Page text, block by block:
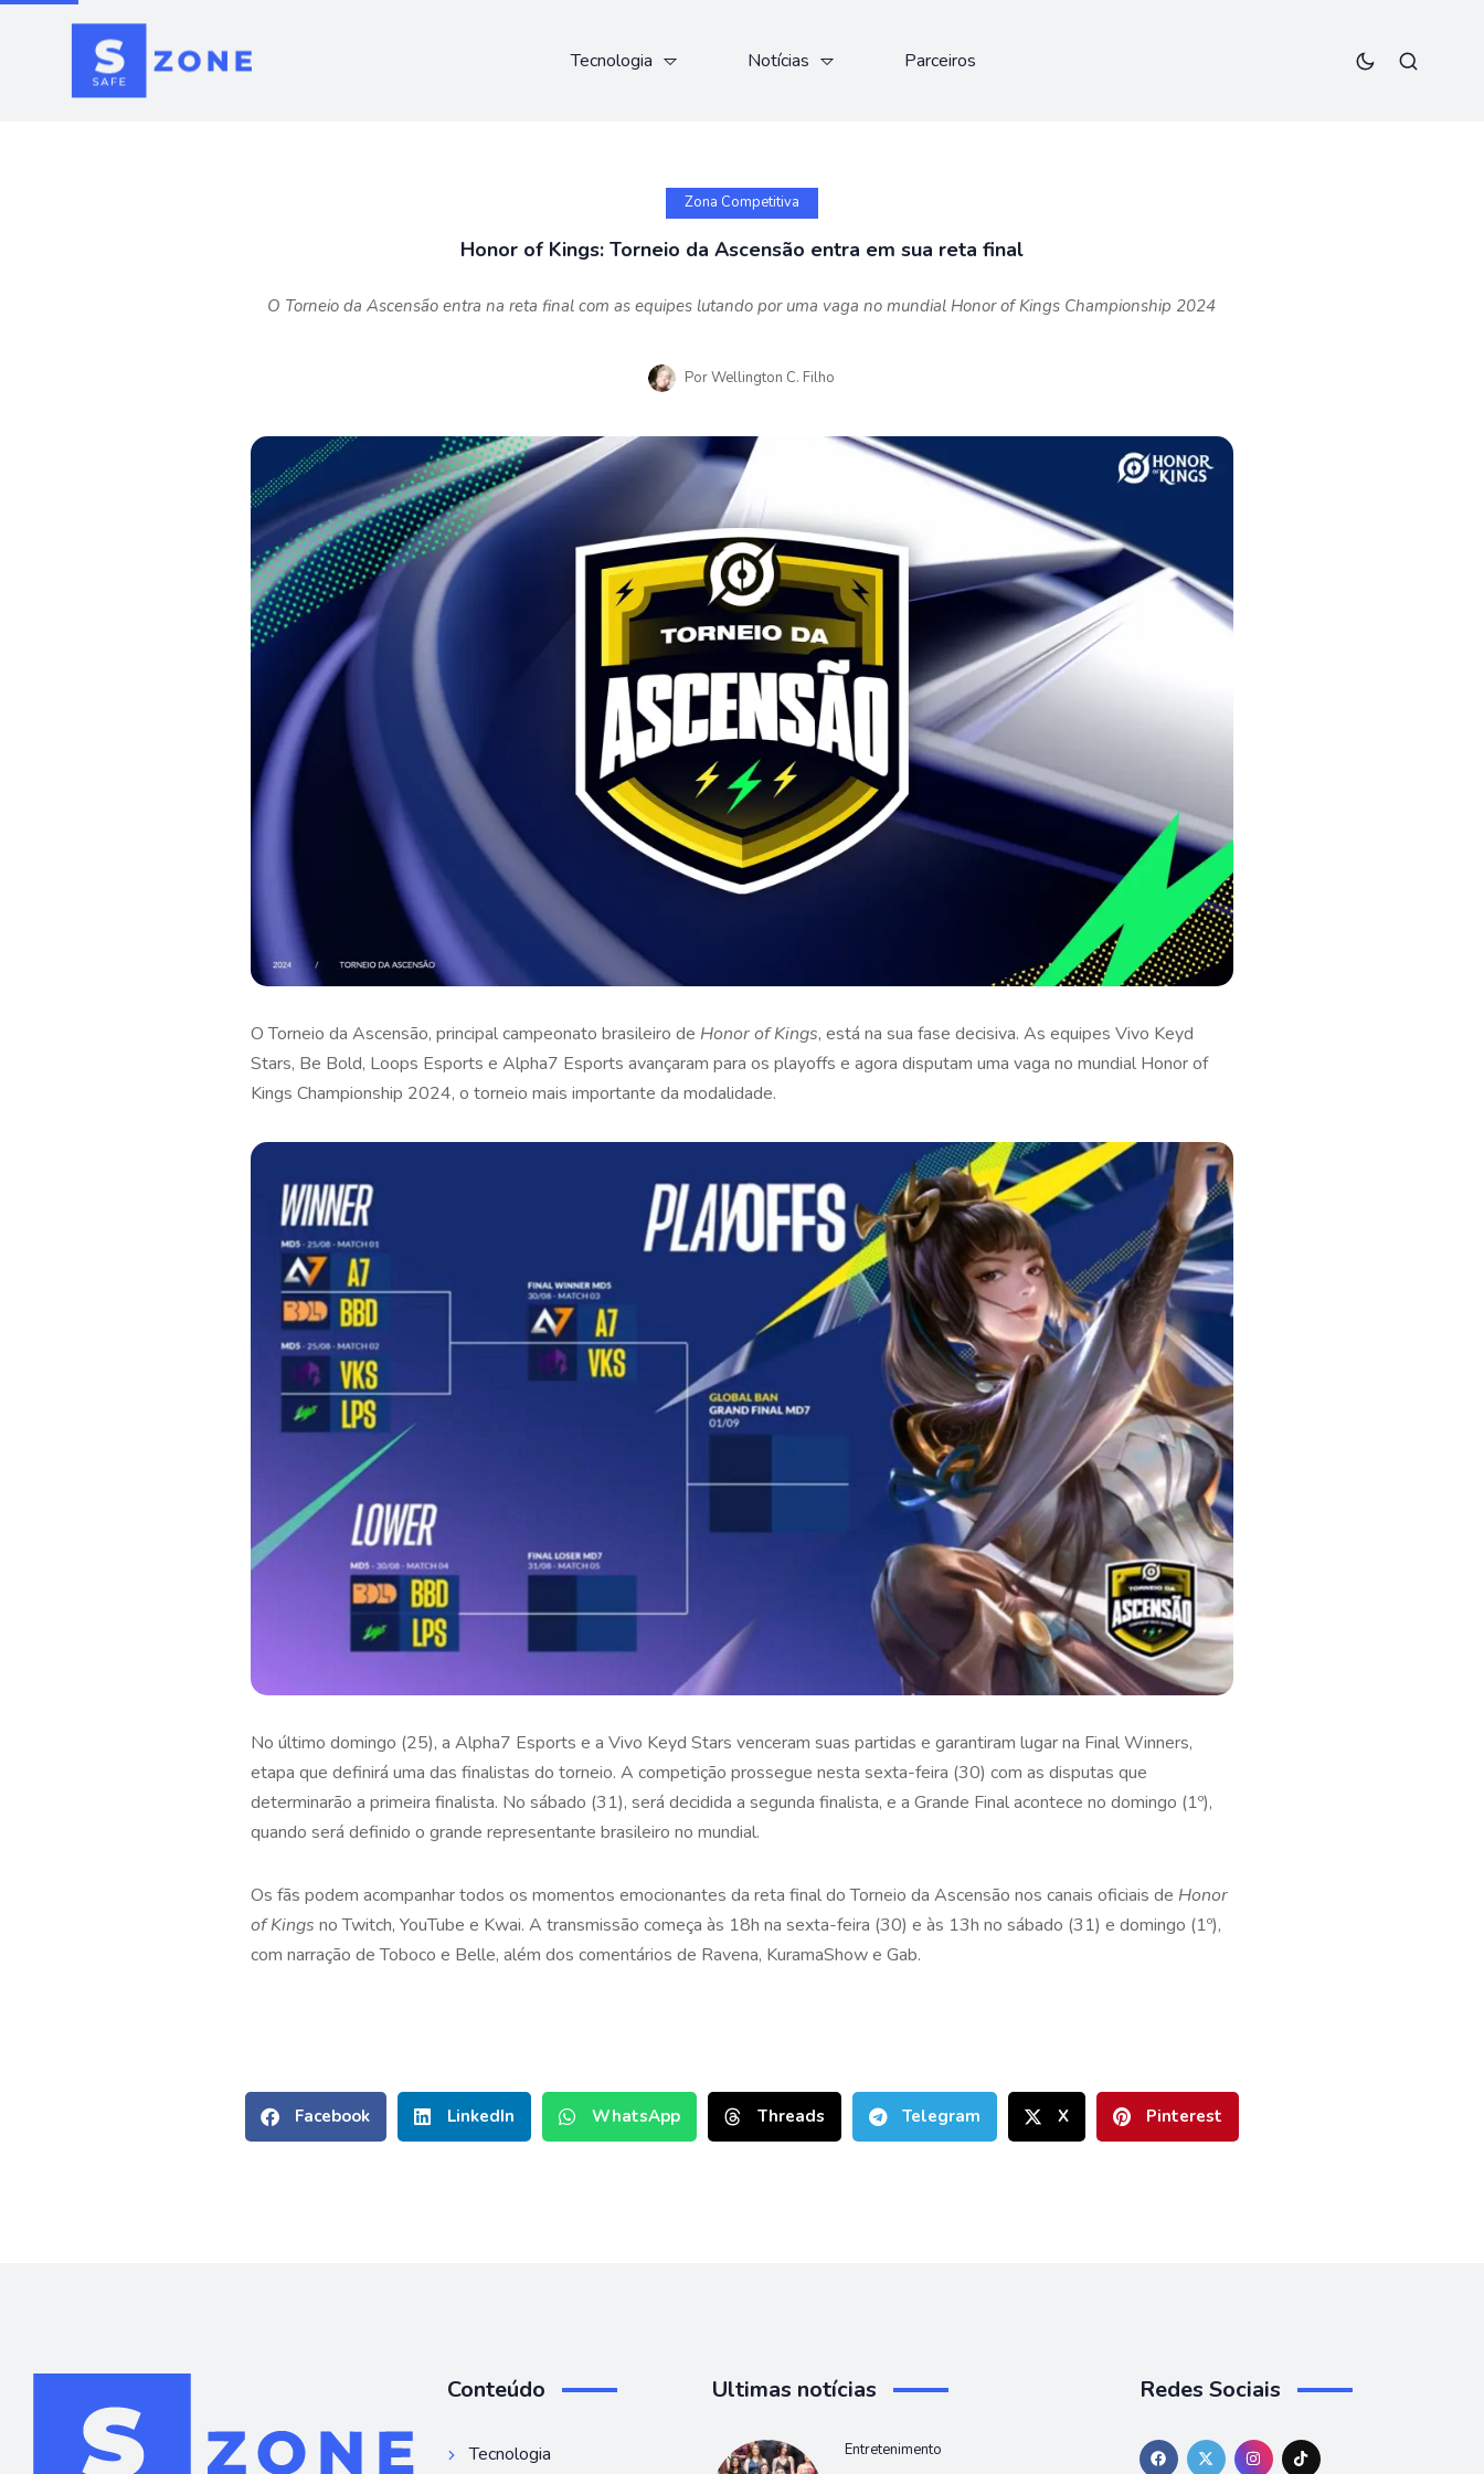
Tecnologia Notícias Parceiros
Zona Competitiva
Honor of Kings: Torneio da Ascensão entra em sua reta final
O Torneio da Ascensão entra na reta final com as equipes lutando por uma vaga no mundial Honor of Kings Championship 2024
PorWellington C. Filho
O Torneio da Ascensão, principal campeonato brasileiro de Honor of Kings, está na sua fase decisiva. As equipes Vivo Keyd
Stars, Be Bold, Loops Esports e Alpha7 Esports avançaram para os playoffs e agora disputam uma vaga no mundial Honor of
Kings Championship 2024, o torneio mais importante da modalidade.
No último domingo (25), a Alpha7 Esports e a Vivo Keyd Stars venceram suas partidas e garantiram lugar na Final Winners,
etapa que definirá uma das finalistas do torneio. A competição prossegue nesta sexta-feira (30) com as disputas que
determinarão a primeira finalista. No sábado (31), será decidida a segunda finalista, e a Grande Final acontece no domingo (1º),
quando será definido o grande representante brasileiro no mundial.
Os fãs podem acompanhar todos os momentos emocionantes da reta final do Torneio da Ascensão nos canais oficiais de Honor
of Kings no Twitch, YouTube e Kwai. A transmissão começa às 18h na sexta-feira (30) e às 13h no sábado (31) e domingo (1º),
com narração de Toboco e Belle, além dos comentários de Ravena, KuramaShow e Gab.
Facebook LinkedIn WhatsApp Threads Telegram X Pinterest
Conteúdo
Tecnologia
Ultimas notícias
Entretenimento
Redes Sociais